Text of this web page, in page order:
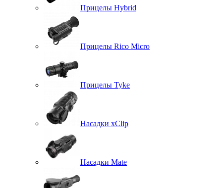
Прицелы Hybrid
Прицелы Rico Micro
Прицелы Tyke
Насадки xClip
Насадки Mate